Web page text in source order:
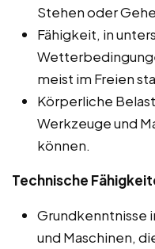
Stehen oder
Fähigkeit, in
meist im Freien
Körperliche
Werkzeuge und
können.
Technische
Grundkenntnisse
und Maschinen,